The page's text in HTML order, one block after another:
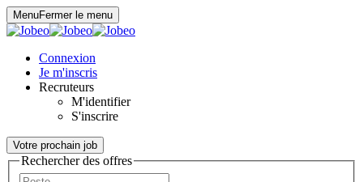
MenuFermer le menu
Connexion
Je m'inscris
Recruteurs
M'identifier
S'inscrire
Votre prochain job
Rechercher des offres
Panneau de gestion des cookies